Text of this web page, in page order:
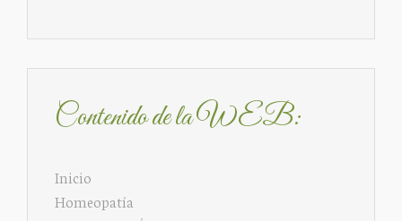
Contenido de la WEB:
Inicio
Homeopatía